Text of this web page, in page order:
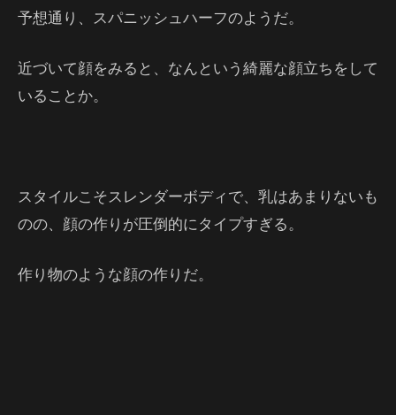
予想通り、スパニッシュハーフのようだ。
近づいて顔をみると、なんという綺麗な顔立ちをして
いることか。
スタイルこそスレンダーボディで、乳はあまりないも
のの、顔の作りが圧倒的にタイプすぎる。
作り物のような顔の作りだ。